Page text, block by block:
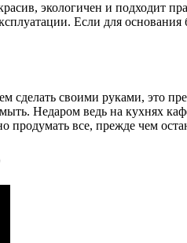
экологичен и подходит
Если для
сделать своими руками, это
Недаром ведь на кухнях
продумать все, прежде чем